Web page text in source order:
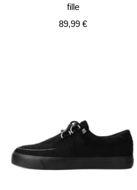
fille
Prix
89,99 €